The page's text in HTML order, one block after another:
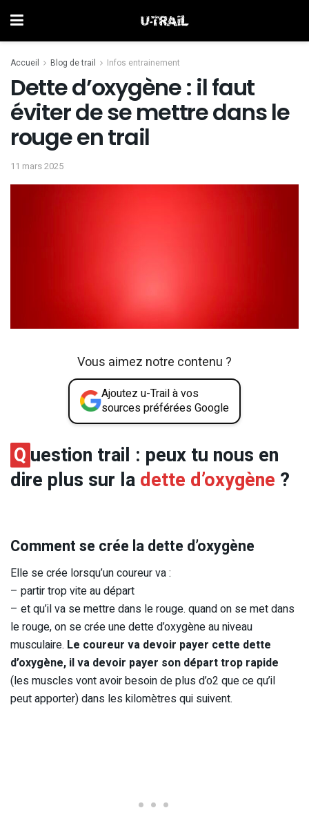
Accueil Blog de trail Infos entrainement
Dette d’oxygène : il faut
éviter de se mettre dans le
rouge en trail
11 mars 2025
Vous aimez notre contenu ?
Ajoutez u-Trail à vos
sources préférées Google
Q uestion trail : peux tu nous en
dire plus sur la dette d’oxygène ?
Comment se crée la dette d’oxygène
Elle se crée lorsqu’un coureur va :
– partir trop vite au départ
– et qu’il va se mettre dans le rouge. quand on se met dans
le rouge, on se crée une dette d’oxygène au niveau
musculaire. Le coureur va devoir payer cette dette
d’oxygène, il va devoir payer son départ trop rapide
(les muscles vont avoir besoin de plus d’o2 que ce qu’il
peut apporter) dans les kilomètres qui suivent.